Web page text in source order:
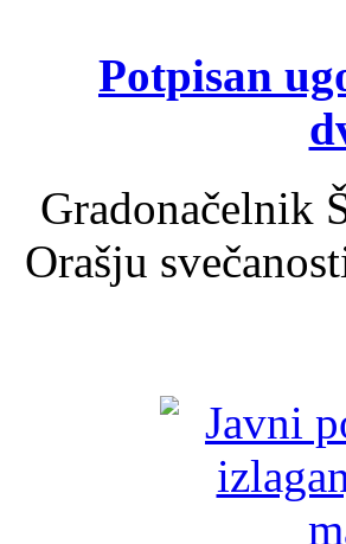
Potpisan
Gradonačelnik
Orašju